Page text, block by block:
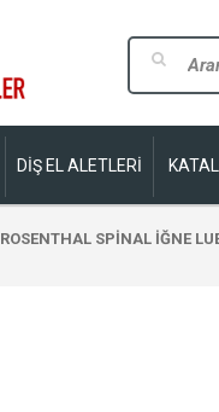
DİŞ EL ALETLERİ
ROSENTHAL SPİNAL İĞNE